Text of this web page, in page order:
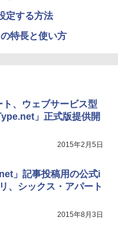
定する方法
特長と使い方
、ウェブサービス型
」正式版提供開
2015年2月5日
」記事投稿用の公式i
、シックス・アパート
2015年8月3日